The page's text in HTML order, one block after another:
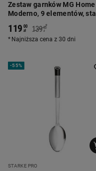
Zestaw garnków MG Home
Moderno, 9 elementów, stal
119 00
zł 139 00
zł
*
Najniższa cena z 30 dni
-55%
STARKE PRO